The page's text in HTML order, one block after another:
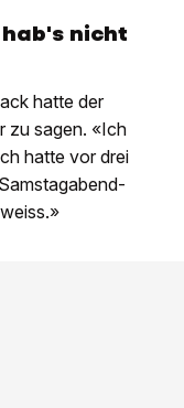
nicht
hatte der
zu sagen. «Ich
hatte vor drei